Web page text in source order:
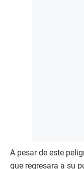
A pesar de este
que regresara a su